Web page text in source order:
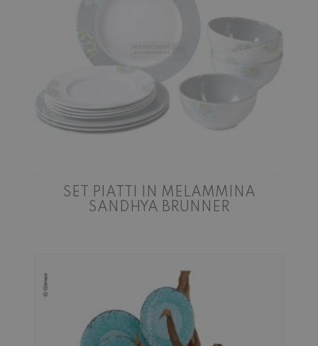
SET PIATTI IN MELAMMINA
SANDHYA BRUNNER